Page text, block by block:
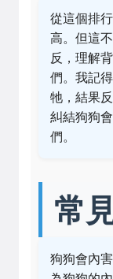
從這個排
高。但這
反，理解
們。我記
牠，結果
糾結狗狗
們。
常
狗狗會內